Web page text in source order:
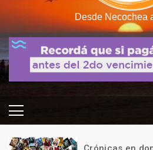
Desde Necochea